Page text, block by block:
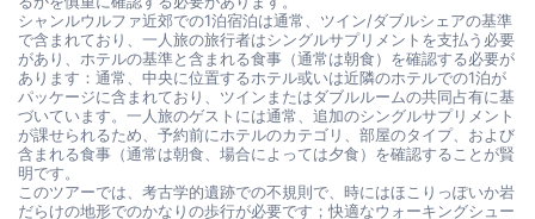
シャンルウルファ近郊での1泊宿泊は通常、ツイン/ダブルシェアの基準
で含まれており、一人旅の旅行者はシングルサプリメントを支払う必要
があり、ホテルの基準と含まれる食事（通常は朝食）を確認する必要が
あります：通常、中央に位置するホテル或いは近隣のホテルでの1泊が
パッケージに含まれており、ツインまたはダブルルームの共同占有に基
づいています。一人旅のゲストには通常、追加のシングルサプリメント
が課せられるため、予約前にホテルのカテゴリ、部屋のタイプ、および
含まれる食事（通常は朝食、場合によっては夕食）を確認することが賢
明です。
このツアーでは、考古学的遺跡での不規則で、時にはほこりっぽいか岩
だらけの地形でのかなりの歩行が必要です；快適なウォーキングシュー